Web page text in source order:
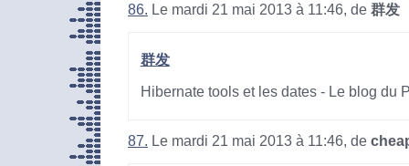
86. Le mardi 21 mai 2013 à 11:46, de 群发
群发
Hibernate tools et les dates - Le blog du
87. Le mardi 21 mai 2013 à 11:46, de